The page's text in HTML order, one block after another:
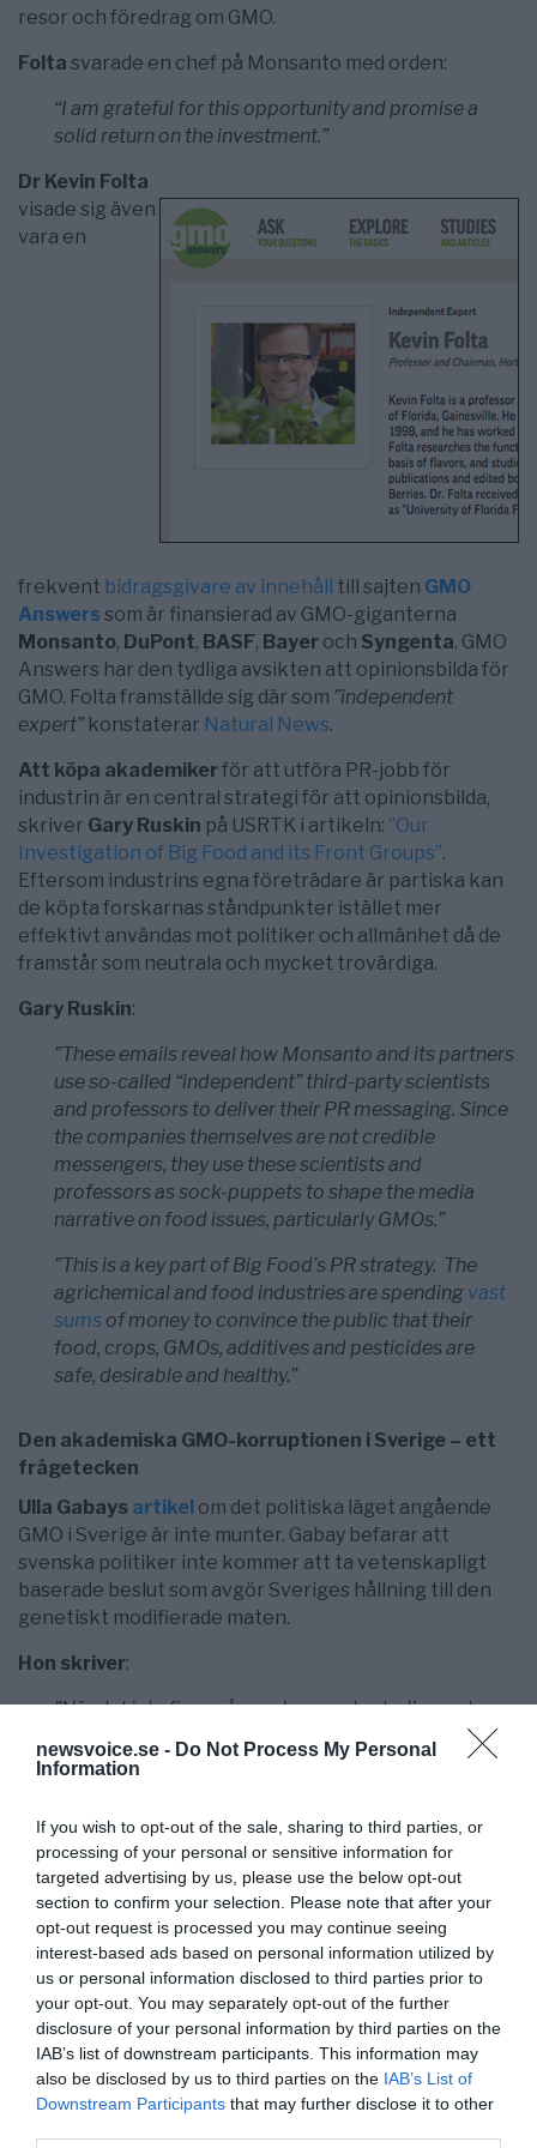
newsvoice.se - Do Not Process My Personal
Information
If you wish to opt-out of the sale, sharing to third parties, or
processing of your personal or sensitive information for
targeted advertising by us, please use the below opt-out
section to confirm your selection. Please note that after your
opt-out request is processed you may continue seeing
interest-based ads based on personal information utilized by
us or personal information disclosed to third parties prior to
your opt-out. You may separately opt-out of the further
disclosure of your personal information by third parties on the
IAB’s list of downstream participants. This information may
also be disclosed by us to third parties on the IAB’s List of
Downstream Participants that may further disclose it to other
resor och föredrag om GMO.
Folta svarade en chef på Monsanto med orden:
“I am grateful for this opportunity and promise a
solid return on the investment.”
Dr Kevin Folta
visade sig även
vara en
frekvent bidragsgivare av innehåll till sajten GMO
Answerssom är finansierad av GMO-giganterna
Monsanto, DuPont, BASF, Bayer och Syngenta. GMO
Answers har den tydliga avsikten att opinionsbilda för
GMO. Folta framställde sig där som ”independent
expert” konstaterar Natural News.
Att köpa akademikerför att utföra PR-jobb för
industrin är en central strategi för att opinionsbilda,
skriver Gary Ruskin på USRTK i artikeln: ”Our
Investigation of Big Food and its Front Groups”.
Eftersom industrins egna företrädare är partiska kan
de köpta forskarnas ståndpunkter istället mer
effektivt användas mot politiker och allmänhet då de
framstår som neutrala och mycket trovärdiga.
Gary Ruskin:
”These emails reveal how Monsanto and its partners
use so-called “independent” third-party scientists
and professors to deliver their PR messaging. Since
the companies themselves are not credible
messengers, they use these scientists and
professors as sock-puppets to shape the media
narrative on food issues, particularly GMOs.”
”This is a key part of Big Food’s PR strategy. The
agrichemical and food industries are spending vast
sums of money to convince the public that their
food, crops, GMOs, additives and pesticides are
safe, desirable and healthy.”
Den akademiska GMO-korruptionen i Sverige – ett
frågetecken
Ulla Gabays artikel om det politiska läget angående
GMO i Sverige är inte munter. Gabay befarar att
svenska politiker inte kommer att ta vetenskapligt
baserade beslut som avgör Sveriges hållning till den
genetiskt modifierade maten.
Hon skriver:
”När det inte finns några oberoende studier runt
genmodifieringarna, får man använda sin egen logik
för vad som verkar mest troligt. Då gäller det främst
finns och vilka som ligger bakom den information
som sprids.”
”Det är hög tid för svenska politiker att själva bilda
sig en uppfattning om hälsoeffekterna i spåren på
GMO. I stället för att luta sig mot någon EU-
myndighet som inte ens har tillgång till fakta. Eller att
i eget syfte plocka några karriärstrategiska russin ur
den genmodifierade kakan.”
Hur korruptionen ser ut bland de svenska
akademikerna för GMO är inte utredd vad